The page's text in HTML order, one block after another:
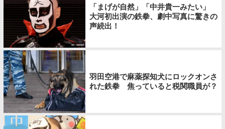
「まげが自然」「中井貴一みたい」
大河初出演の鉄拳、劇中写真に驚きの
声続出！
羽田空港で麻薬探知犬にロックオンさ
れた鉄拳 焦っていると税関職員が？